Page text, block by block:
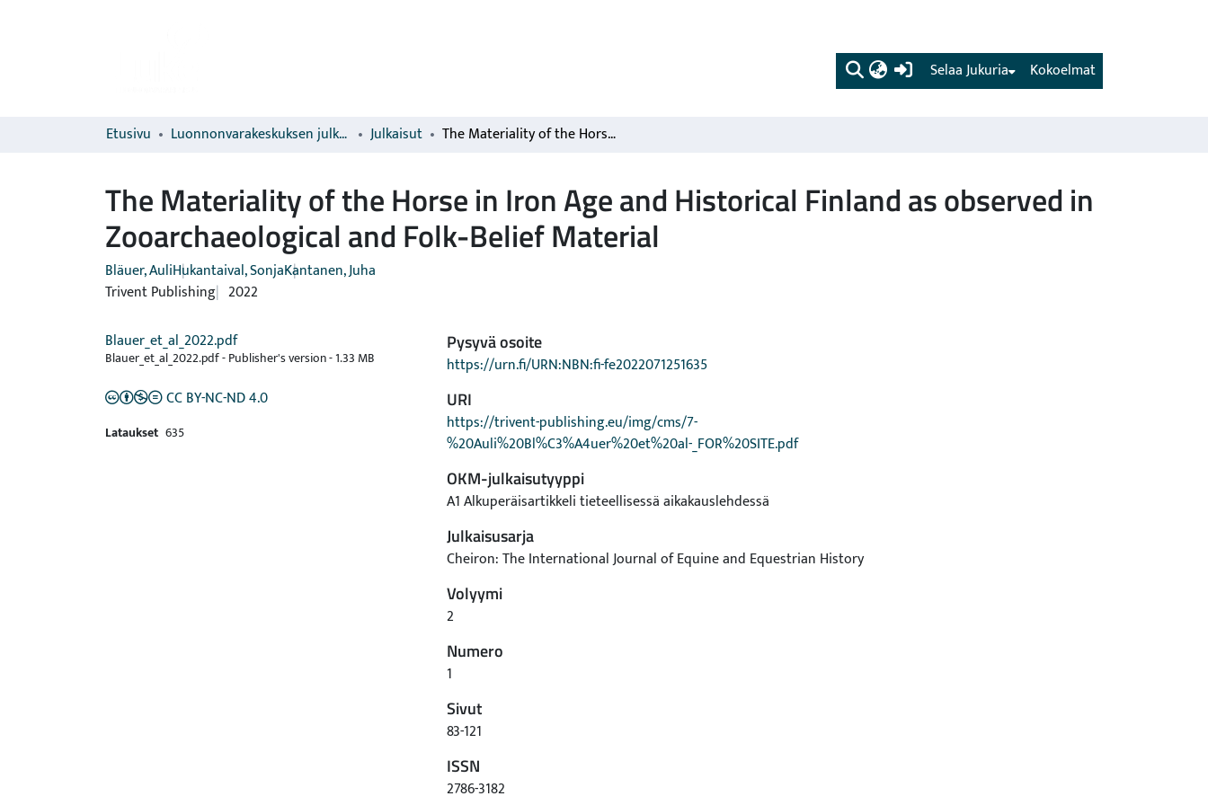
(current) Kokoelmat
Selaa Jukuria
Etusivu Luonnonvarakeskuksen julkaisut Julkaisut The Materiality of the Horse in Iron Age and Historical Finland as observed in Zooarchaeological and Folk-Belief Material
The Materiality of the Horse in Iron Age and Historical Finland as observed in
Zooarchaeological and Folk-Belief Material
Bläuer, AuliHukantaival, SonjaKantanen, Juha
Trivent Publishing 2022
Blauer_et_al_2022.pdf
Blauer_et_al_2022.pdf -Publisher's version-1.33 MB
CC BY-NC-ND 4.0
Lataukset 635
Pysyvä osoite
https://urn.fi/URN:NBN:fi-fe2022071251635
URI
https://trivent-publishing.eu/img/cms/7-
%20Auli%20Bl%C3%A4uer%20et%20al-_FOR%20SITE.pdf
OKM-julkaisutyyppi
A1 Alkuperäisartikkeli tieteellisessä aikakauslehdessä
Julkaisusarja
Cheiron: The International Journal of Equine and Equestrian History
Volyymi
2
Numero
1
Sivut
83-121
ISSN
2786-3182